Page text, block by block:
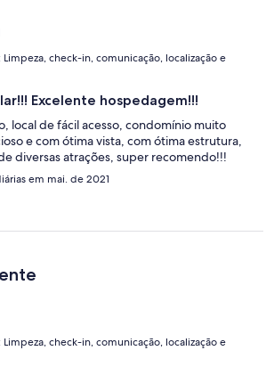
Limpeza, check-in, comunicação, localização e
Excelente hospedagem!!!
local de fácil acesso, condomínio muito
e com ótima vista, com ótima estrutura,
diversas atrações, super recomendo!!!
em mai. de 2021
Limpeza, check-in, comunicação, localização e